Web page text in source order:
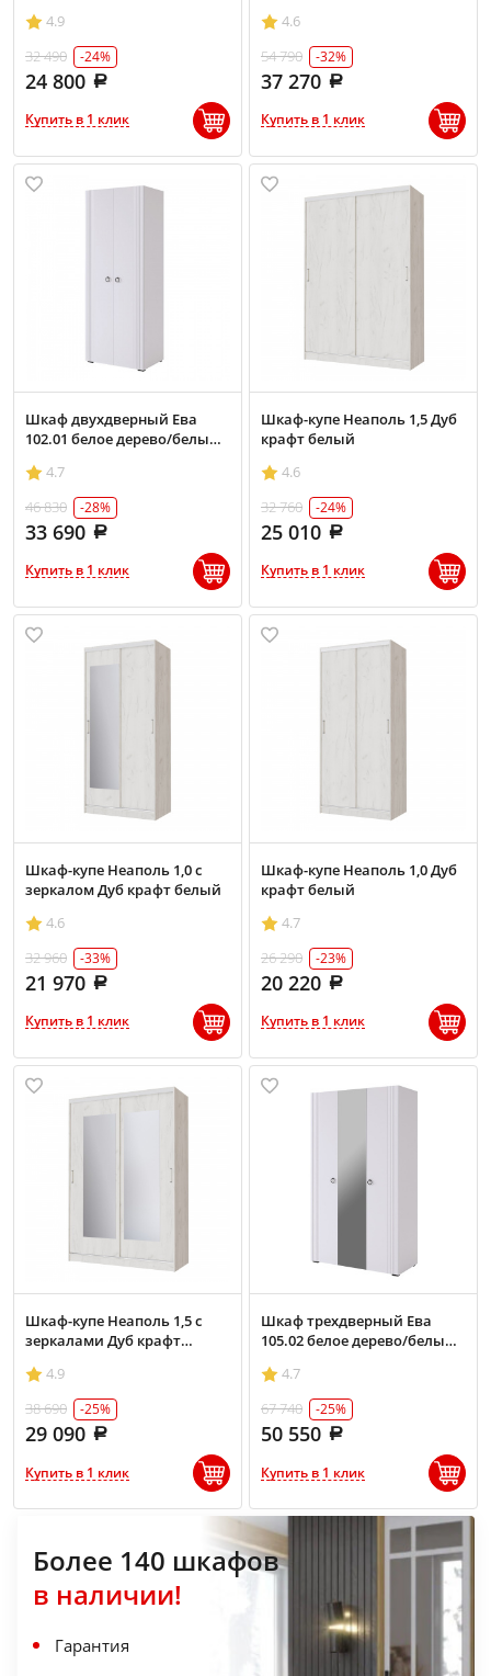
4.9
32 490
-24%
24 800
Купить в 1 клик
4.6
54 790
-32%
37 270
Купить в 1 клик
Шкаф двухдверный Ева
102.01 белое дерево/белый
4.7
46 830
-28%
33 690
Купить в 1 клик
Шкаф-купе Неаполь 1,5 Дуб
крафт белый
4.6
32 760
-24%
25 010
Купить в 1 клик
Шкаф-купе Неаполь 1,0 с
зеркалом Дуб крафт белый
4.6
32 960
-33%
21 970
Купить в 1 клик
Шкаф-купе Неаполь 1,0 Дуб
крафт белый
4.7
26 290
-23%
20 220
Купить в 1 клик
Шкаф-купе Неаполь 1,5 с
зеркалами Дуб крафт
4.9
38 690
-25%
29 090
Купить в 1 клик
Шкаф трехдверный Ева
105.02 белое дерево/белый
4.7
67 740
-25%
50 550
Купить в 1 клик
Более 140 шкафов
в наличии!
Гарантия